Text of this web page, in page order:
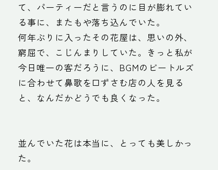
て、パーティーだと言うのに目が膨れてい
る事に、またもや落ち込んでいた。
何年ぶりに入ったその花屋は、思いの外、
窮屈で、こじんまりしていた。きっと私が
今日唯一の客だろうに、BGMのビートルズ
に合わせて鼻歌を口ずさむ店の人を見る
と、なんだかどうでも良くなった。
並んでいた花は本当に、とっても美しかっ
た。